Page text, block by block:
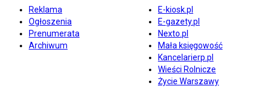
Reklama
Ogłoszenia
Prenumerata
Archiwum
E-kiosk.pl
E-gazety.pl
Nexto.pl
Mała księgowość
Kancelarierp.pl
Wieści Rolnicze
Życie Warszawy